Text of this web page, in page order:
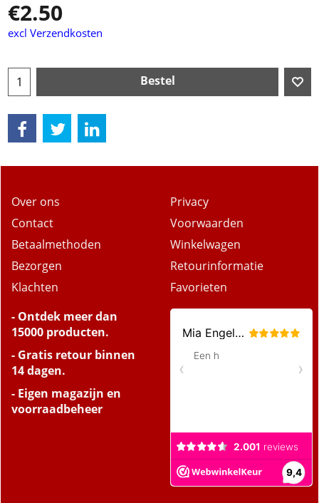
€2.50
excl Verzendkosten
Bestel
Over ons
Contact
Betaalmethoden
Bezorgen
Klachten
Privacy
Voorwaarden
Winkelwagen
Retourinformatie
Favorieten
- Ontdek meer dan
15000 producten.
- Gratis retour binnen
14 dagen.
- Eigen magazijn en
voorraadbeheer